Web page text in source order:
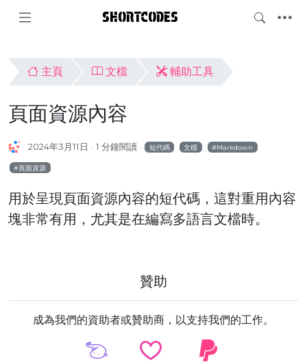
SHORTCODES
主頁 文檔 輔助工具
頁面資源內容
2024年3月11日 1 分鐘閱讀 短代碼 文檔 Markdown
頁面資源
用於呈現頁面資源內容的短代碼，這對重用內容
塊非常有用，尤其是在編寫多語言文檔時。
贊助
成為我們的資助者或贊助商，以支持我們的工作。